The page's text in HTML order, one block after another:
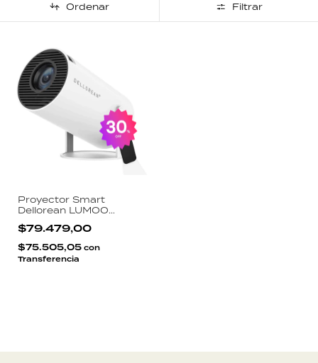
Ordenar Filtrar
Proyector Smart
Dellorean LUMOO
Android TV Integrado
720p Nativo WiFi
Bluetooth Giro 360
Portátil
$79.479,00
$75.505,05 con
Transferencia